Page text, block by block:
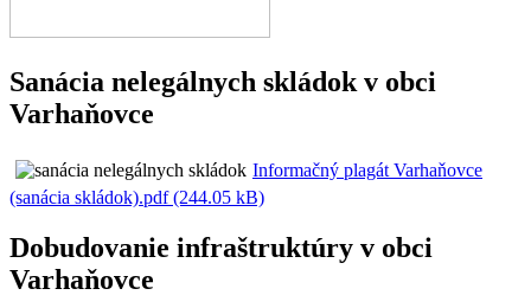
Sanácia nelegálnych skládok v obci
Varhaňovce
Informačný plagát Varhaňovce
(sanácia skládok).pdf (244.05 kB)
Dobudovanie infraštruktúry v obci
Varhaňovce